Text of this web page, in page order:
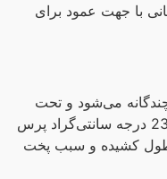
با جهت عمود برای
می‌شود و تحت
فشار تا 5 مگاپاسکال و دمای تا 200–230 درجه سانتی‌گراد پرس
حدود 30–60 ثانیه طول کشیده و سبب پخت